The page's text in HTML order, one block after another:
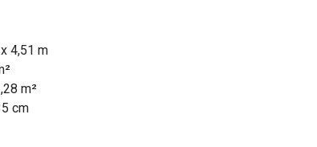
4,51 m
m²
cm